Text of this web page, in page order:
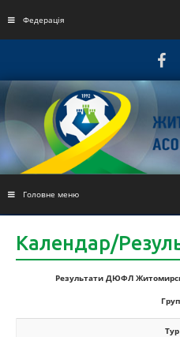
Федерація
Головне меню
Календар/
Результати ДЮФЛ